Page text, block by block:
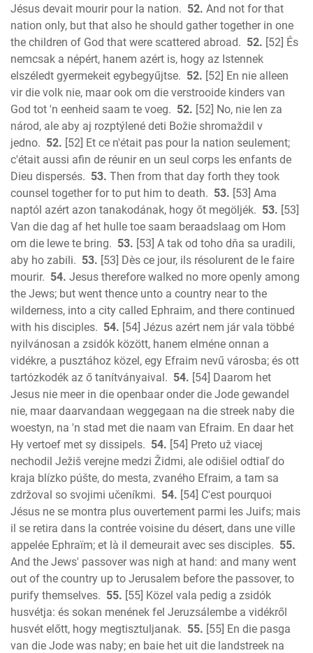
Jésus devait mourir pour la nation. 52. And not for that
nation only, but that also he should gather together in one
the children of God that were scattered abroad. 52. [52] És
nemcsak a népért, hanem azért is, hogy az Istennek
elszéledt gyermekeit egybegyűjtse. 52. [52] En nie alleen
vir die volk nie, maar ook om die verstrooide kinders van
God tot 'n eenheid saam te voeg. 52. [52] No, nie len za
národ, ale aby aj rozptýlené deti Božie shromaždil v
jedno. 52. [52] Et ce n'était pas pour la nation seulement;
c'était aussi afin de réunir en un seul corps les enfants de
Dieu dispersés. 53. Then from that day forth they took
counsel together for to put him to death. 53. [53] Ama
naptól azért azon tanakodának, hogy őt megöljék. 53. [53]
Van die dag af het hulle toe saam beraadslaag om Hom
om die lewe te bring. 53. [53] A tak od toho dňa sa uradili,
aby ho zabili. 53. [53] Dès ce jour, ils résolurent de le faire
mourir. 54. Jesus therefore walked no more openly among
the Jews; but went thence unto a country near to the
wilderness, into a city called Ephraim, and there continued
with his disciples. 54. [54] Jézus azért nem jár vala többé
nyilvánosan a zsidók között, hanem elméne onnan a
vidékre, a pusztához közel, egy Efraim nevű városba; és ott
tartózkodék az ő tanítványaival. 54. [54] Daarom het
Jesus nie meer in die openbaar onder die Jode gewandel
nie, maar daarvandaan weggegaan na die streek naby die
woestyn, na 'n stad met die naam van Efraim. En daar het
Hy vertoef met sy dissipels. 54. [54] Preto už viacej
nechodil Ježiš verejne medzi Židmi, ale odišiel odtiaľ do
kraja blízko púšte, do mesta, zvaného Efraim, a tam sa
zdržoval so svojimi učeníkmi. 54. [54] C'est pourquoi
Jésus ne se montra plus ouvertement parmi les Juifs; mais
il se retira dans la contrée voisine du désert, dans une ville
appelée Ephraïm; et là il demeurait avec ses disciples. 55.
And the Jews' passover was nigh at hand: and many went
out of the country up to Jerusalem before the passover, to
purify themselves. 55. [55] Közel vala pedig a zsidók
husvétja: és sokan menének fel Jeruzsálembe a vidékről
husvét előtt, hogy megtisztuljanak. 55. [55] En die pasga
van die Jode was naby; en baie het uit die landstreek na